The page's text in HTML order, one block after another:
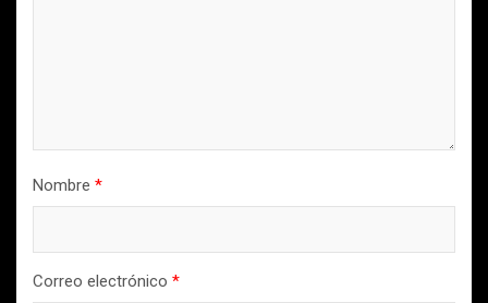
Nombre *
Correo electrónico *